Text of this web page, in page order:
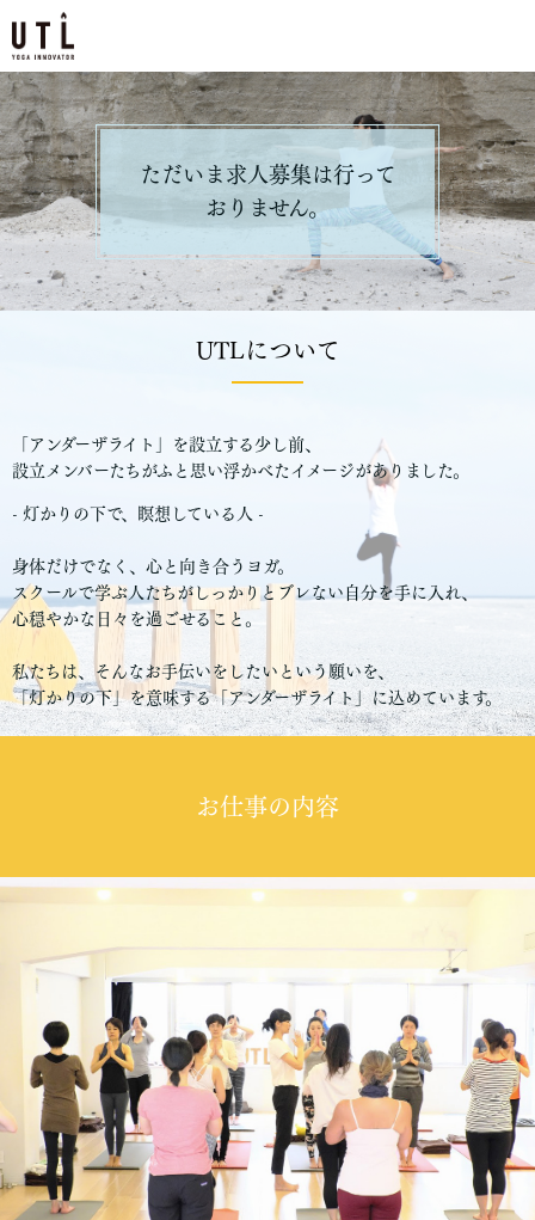
ただいま求人募集は行って
おりません。
UTLについて
「アンダーザライト」を設⽴する少し前、
設立メンバーたちがふと思い浮かべたイメージがありました。
- 灯かりの下で、瞑想している⼈ -
⾝体だけでなく、⼼と向き合うヨガ。
スクールで学ぶ⼈たちがしっかりとブレない⾃分を⼿に⼊れ、
⼼穏やかな⽇々を過ごせること。
私たちは、そんなお⼿伝いをしたいという願いを、
「灯かりの下」を意味する「アンダーザライト」に込めています。
お仕事の内容